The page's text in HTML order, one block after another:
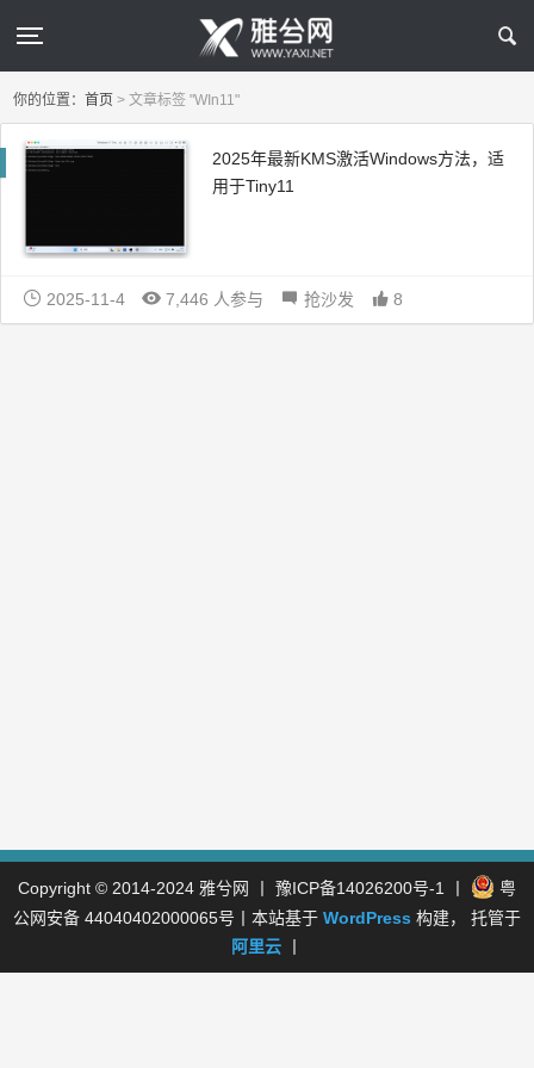
你的位置：首页 > 文章标签 "WIn11"
2025年最新KMS激活Windows方法，适
用于Tiny11
2025-11-4 7,446 人参与 抢沙发 8
Copyright © 2014-2024 雅兮网 豫ICP备14026200号-1
粤
公网安备 44040402000065号 丨本站基于 WordPress 构建， 托管于
阿里云